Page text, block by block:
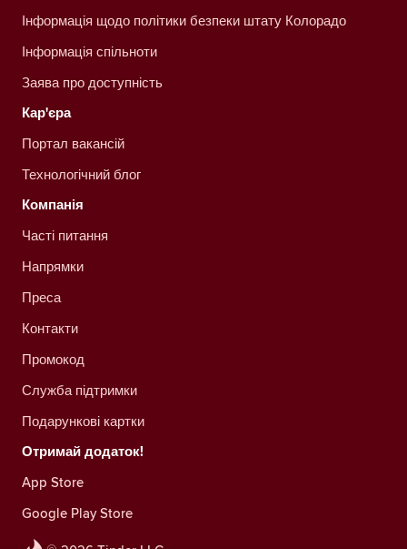
Інформація щодо політики безпеки штату Колорадо
Інформація спільноти
Заява про доступність
Кар'єра
Портал вакансій
Технологічний блог
Компанія
Часті питання
Напрямки
Преса
Контакти
Промокод
Служба підтримки
Подарункові картки
Отримай додаток!
App Store
Google Play Store